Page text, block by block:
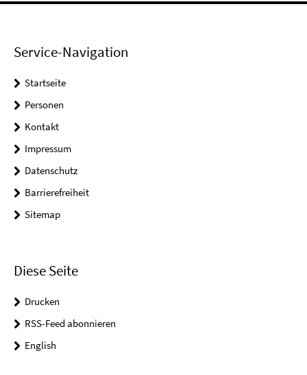
Service-Navigation
Startseite
Personen
Kontakt
Impressum
Datenschutz
Barrierefreiheit
Sitemap
Diese Seite
Drucken
RSS-Feed abonnieren
English